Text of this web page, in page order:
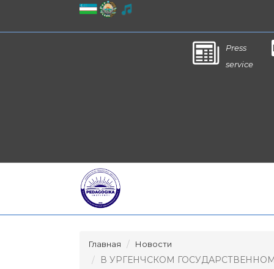
Press
service
Главная Новости
В УРГЕНЧСКОМ